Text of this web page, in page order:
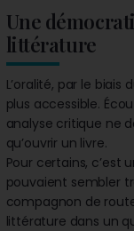
Une
littérature
L’oralité, par le
plus accessible.
analyse critique ne
qu’ouvrir un livre.
Pour certains, c’est
pouvaient sembler
compagnon de
littérature dans un